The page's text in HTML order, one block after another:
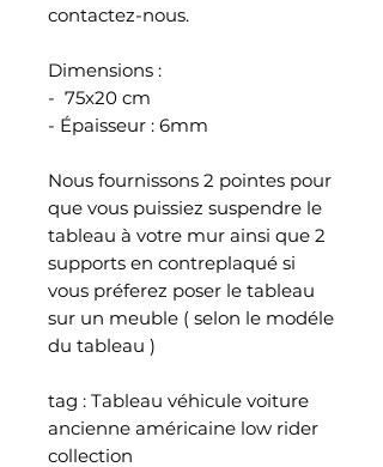
contactez-nous.
Dimensions :
- 75x20 cm
- Épaisseur : 6mm
Nous fournissons 2 pointes pour
que vous puissiez suspendre le
tableau à votre mur ainsi que 2
supports en contreplaqué si
vous préferez poser le tableau
sur un meuble ( selon le modéle
du tableau )
tag : Tableau véhicule voiture
ancienne américaine low rider
collection